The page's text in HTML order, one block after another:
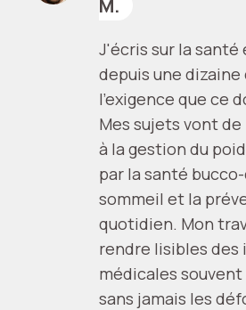
M.
J'écris sur la
depuis une dizaine
l'exigence que ce
Mes sujets vont
à la gestion du
par la santé
sommeil et la
quotidien. Mon
rendre lisibles
médicales souvent
sans jamais les